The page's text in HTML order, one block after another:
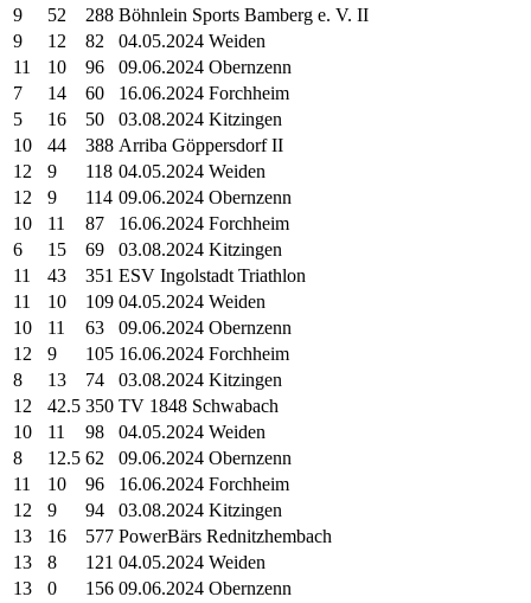
9
52 288 Böhnlein Sports Bamberg e. V. II
9
12 82
04.05.2024 Weiden
11
10 96
09.06.2024 Obernzenn
7
14 60
16.06.2024 Forchheim
5
16 50
03.08.2024 Kitzingen
10
44 388 Arriba Göppersdorf II
12
9 118 04.05.2024 Weiden
12
9 114 09.06.2024 Obernzenn
10
11 87
16.06.2024 Forchheim
6
15 69
03.08.2024 Kitzingen
11
43 351 ESV Ingolstadt Triathlon
11
10 109 04.05.2024 Weiden
10
11 63
09.06.2024 Obernzenn
12
9 105 16.06.2024 Forchheim
8
13 74
03.08.2024 Kitzingen
12
42.5 350 TV 1848 Schwabach
10
11 98
04.05.2024 Weiden
8
12.5 62
09.06.2024 Obernzenn
11
10 96
16.06.2024 Forchheim
12
9 94
03.08.2024 Kitzingen
13
16 577 PowerBärs Rednitzhembach
13
8 121 04.05.2024 Weiden
13
0 156 09.06.2024 Obernzenn